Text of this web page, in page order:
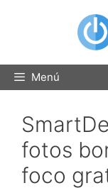
Menú
fotos
foco